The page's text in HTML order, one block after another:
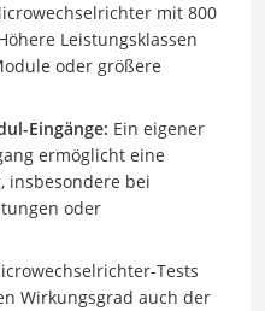
mit 800
Leistungsklassen
oder größere
Eingänge: Ein eigener
ermöglicht eine
insbesondere bei
oder
Tests
Wirkungsgrad auch der